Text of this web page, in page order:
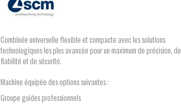
Combinée universelle flexible et compacte avec les solutions
technologiques les plus avancée pour un maximum de précision, de
fiabilité et de sécurité.
Machine équipée des options suivantes :
Groupe guides professionnels